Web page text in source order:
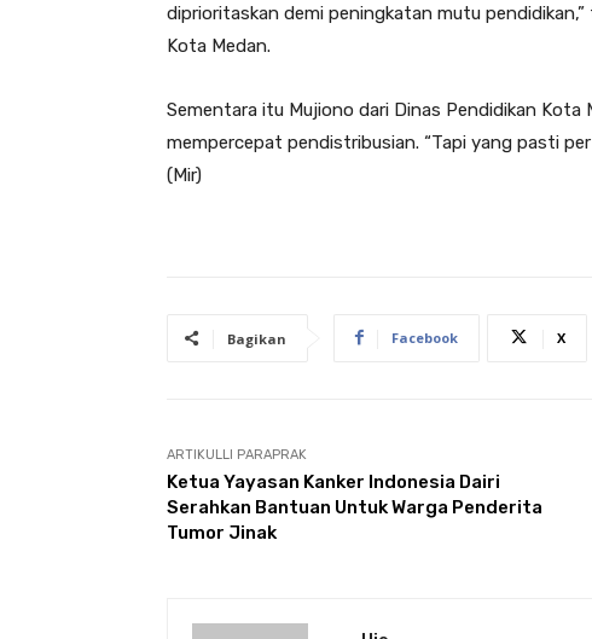
diprioritaskan demi peningkatan mutu
Kota Medan.
Sementara itu Mujiono dari Dinas Pendidikan Kota
mempercepat pendistribusian. “Tapi yang pasti
(Mir)
Bagikan Facebook X
ARTIKULLI PARAPRAK
Ketua Yayasan Kanker Indonesia Dairi
Serahkan Bantuan Untuk Warga Penderita
Tumor Jinak